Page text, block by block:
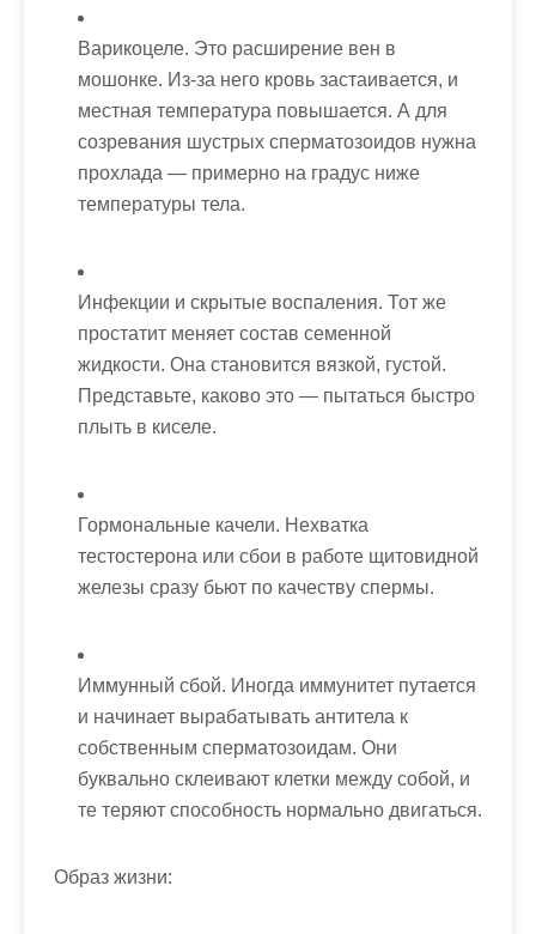
Варикоцеле. Это расширение вен в
мошонке. Из-за него кровь застаивается, и
местная температура повышается. А для
созревания шустрых сперматозоидов нужна
прохлада — примерно на градус ниже
температуры тела.
Инфекции и скрытые воспаления. Тот же
простатит меняет состав семенной
жидкости. Она становится вязкой, густой.
Представьте, каково это — пытаться быстро
плыть в киселе.
Гормональные качели. Нехватка
тестостерона или сбои в работе щитовидной
железы сразу бьют по качеству спермы.
Иммунный сбой. Иногда иммунитет путается
и начинает вырабатывать антитела к
собственным сперматозоидам. Они
буквально склеивают клетки между собой, и
те теряют способность нормально двигаться.
Образ жизни: